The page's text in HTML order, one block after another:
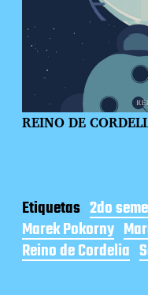
REINO DE
Etiquetas 2do
Marek Pokorny
Reino de Cordelia